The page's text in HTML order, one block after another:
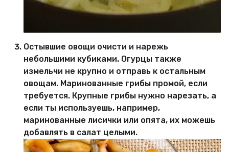
Остывшие овощи очисти и нарежь
небольшими кубиками. Огурцы также
измельчи не крупно и отправь к остальным
овощам. Маринованные грибы промой, если
требуется. Крупные грибы нужно нарезать, а
если ты используешь, например,
маринованные лисички или опята, их можешь
добавлять в салат целыми.